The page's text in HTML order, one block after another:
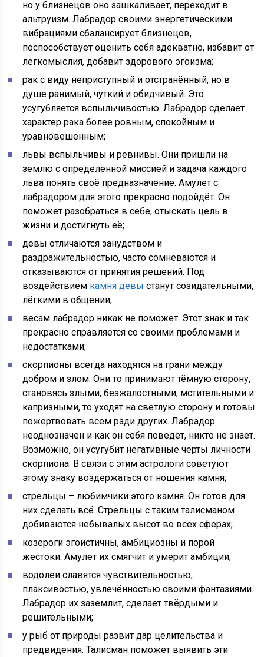
но у близнецов оно зашкаливает, переходит в
альтруизм. Лабрадор своими энергетическими
вибрациями сбалансирует близнецов,
поспособствует оценить себя адекватно, избавит от
легкомыслия, добавит здорового эгоизма;
рак с виду неприступный и отстранённый, но в
душе ранимый, чуткий и обидчивый. Это
усугубляется вспыльчивостью. Лабрадор сделает
характер рака более ровным, спокойным и
уравновешенным;
львы вспыльчивы и ревнивы. Они пришли на
землю с определённой миссией и задача каждого
льва понять своё предназначение. Амулет с
лабрадором для этого прекрасно подойдёт. Он
поможет разобраться в себе, отыскать цель в
жизни и достигнуть её;
девы отличаются занудством и
раздражительностью, часто сомневаются и
отказываются от принятия решений. Под
воздействием камня девы станут созидательными,
лёгкими в общении;
весам лабрадор никак не поможет. Этот знак и так
прекрасно справляется со своими проблемами и
недостатками;
скорпионы всегда находятся на грани между
добром и злом. Они то принимают тёмную сторону,
становясь злыми, безжалостными, мстительными и
капризными, то уходят на светлую сторону и готовы
пожертвовать всем ради других. Лабрадор
неоднозначен и как он себя поведёт, никто не знает.
Возможно, он усугубит негативные черты личности
скорпиона. В связи с этим астрологи советуют
этому знаку воздержаться от ношения камня;
стрельцы – любимчики этого камня. Он готов для
них сделать всё. Стрельцы с таким талисманом
добиваются небывалых высот во всех сферах;
козероги эгоистичны, амбициозны и порой
жестоки. Амулет их смягчит и умерит амбиции;
водолеи славятся чувствительностью,
плаксивостью, увлечённостью своими фантазиями.
Лабрадор их заземлит, сделает твёрдыми и
решительными;
у рыб от природы развит дар целительства и
предвидения. Талисман поможет выявить эти